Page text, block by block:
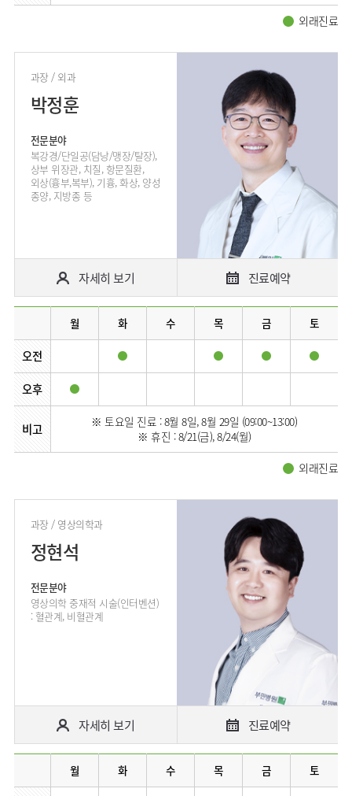
류마티스센터
외래진료
과장 / 외과
박정훈
전문분야
​복강경/단일공(담낭/맹장/탈장),
상부 위장관, 치질, 항문질환,
외상(흉부,복부), 기흉, 화상, 양성
종양, 지방종 등
자세히 보기 진료예약
월 화 수 목 금 토
오전
오후
비고
※ 토요일 진료 : 8월 8일, 8월 29일 (09:00~13:00)
※ 휴진 : 8/21(금), 8/24(월)
외래진료
과장 / 영상의학과
정현석
전문분야
영상의학 중재적 시술(인터벤션)
: 혈관계, 비혈관계
자세히 보기 진료예약
월 화 수 목 금 토